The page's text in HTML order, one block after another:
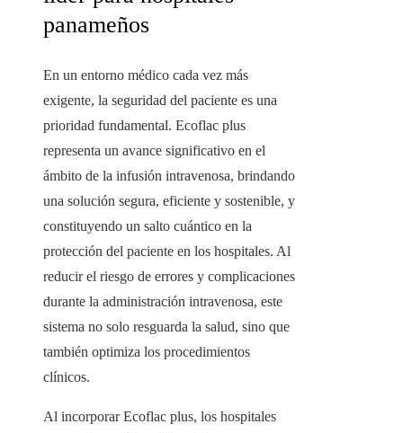
panameños
En un entorno médico cada vez más
exigente, la seguridad del paciente es una
prioridad fundamental. Ecoflac plus
representa un avance significativo en el
ámbito de la infusión intravenosa, brindando
una solución segura, eficiente y sostenible, y
constituyendo un salto cuántico en la
protección del paciente en los hospitales. Al
reducir el riesgo de errores y complicaciones
durante la administración intravenosa, este
sistema no solo resguarda la salud, sino que
también optimiza los procedimientos
clínicos.
Al incorporar Ecoflac plus, los hospitales